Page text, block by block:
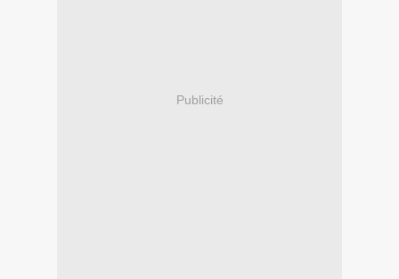
Publicité